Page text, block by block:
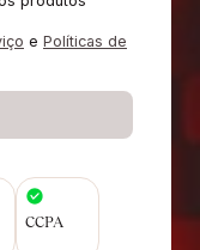
e Políticas de
CCPA